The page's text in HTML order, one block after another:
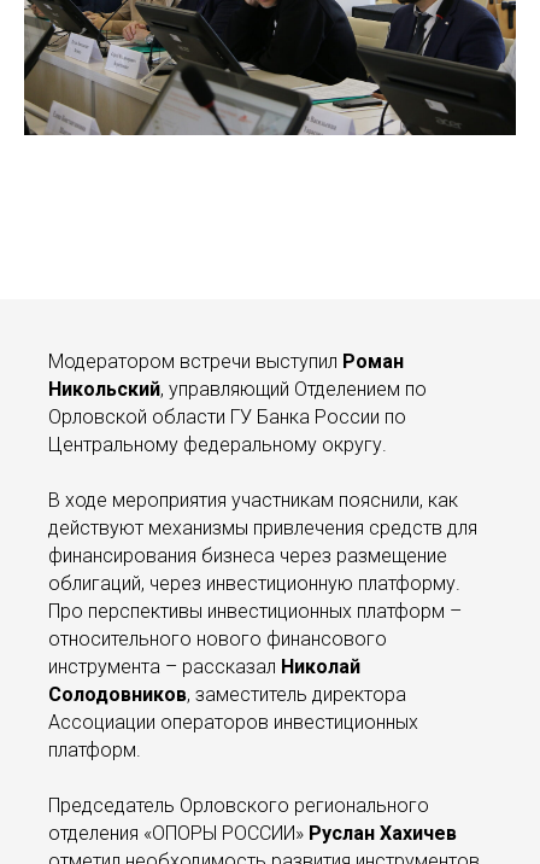
Модератором встречи выступил Роман
Никольский, управляющий Отделением по
Орловской области ГУ Банка России по
Центральному федеральному округу.
В ходе мероприятия участникам пояснили, как
действуют механизмы привлечения средств для
финансирования бизнеса через размещение
облигаций, через инвестиционную платформу.
Про перспективы инвестиционных платформ –
относительного нового финансового
инструмента – рассказал Николай
Солодовников, заместитель директора
Ассоциации операторов инвестиционных
платформ.
Председатель Орловского регионального
отделения «ОПОРЫ РОССИИ» Руслан Хахичев